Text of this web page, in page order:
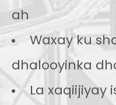
ah
Waxay ku
dhalooyinka
La xaqiijiyay